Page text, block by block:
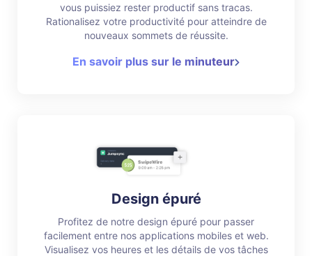
vous puissiez rester productif sans tracas.
Rationalisez votre productivité pour atteindre de
nouveaux sommets de réussite.
En savoir plus sur le minuteur
Design épuré
Profitez de notre design épuré pour passer
facilement entre nos applications mobiles et web.
Visualisez vos heures et les détails de vos tâches